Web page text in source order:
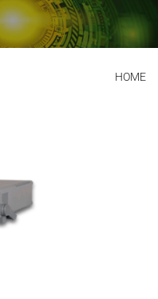
HOME